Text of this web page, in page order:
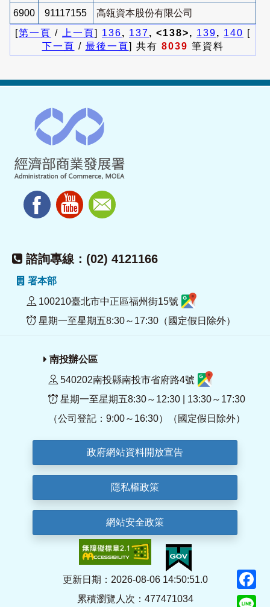
6900 91117155
高瓴資本股份有限公司
[第一頁 / 上一頁] 136, 137, <138>, 139, 140 [
下一頁 / 最後一頁] 共有 8039 筆資料
諮詢專線：(02) 4121166
署本部
100210臺北市中正區福州街15號
星期一至星期五8:30～17:30（國定假日除外）
南投辦公區
540202南投縣南投市省府路4號
星期一至星期五8:30～12:30 | 13:30～17:30
（公司登記：9:00～16:30）（國定假日除外）
政府網站資料開放宣告
隱私權政策
網站安全政策
更新日期：2026-08-06 14:50:51.0
累積瀏覽人次：477471034